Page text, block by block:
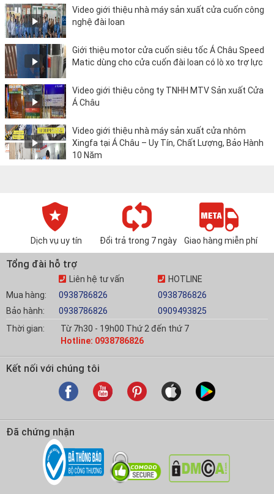
Video giới thiệu nhà máy sản xuất cửa cuốn công
nghệ đài loan
Giới thiệu motor cửa cuốn siêu tốc Á Châu Speed
Matic dùng cho cửa cuốn đài loan có lò xo trợ lực
Video giới thiệu công ty TNHH MTV Sản xuất Cửa
Á Châu
Video giới thiệu nhà máy sản xuất cửa nhôm
Xingfa tại Á Châu – Uy Tín, Chất Lượng, Bảo Hành
10 Năm
Dịch vụ uy tín Đổi trả trong 7 ngày Giao hàng miễn phí
Tổng đài hỗ trợ
Mua hàng:
Bảo hành:
Liên hệ tư vấn
0938786826
0938786826
HOTLINE
0938786826
0909493825
Thời gian:
Từ 7h30 - 19h00 Thứ 2 đến thứ 7
Hotline: 0938786826
Kết nối với chúng tôi
Đã chứng nhận